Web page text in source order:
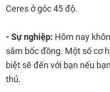
Ceres ở góc 45 độ.
- Sự nghiệp: Hôm nay
sắm bốc đồng. Một số cơ
biệt sẽ đến với bạn nếu
thủ.